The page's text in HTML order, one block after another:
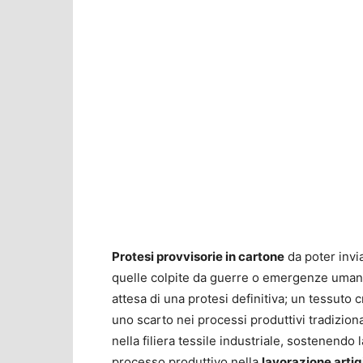
Protesi provvisorie in cartone da poter
quelle colpite da guerre o emergenze
attesa di una protesi definitiva; un tessuto
uno scarto nei processi produttivi
nella filiera tessile industriale, sostenendo